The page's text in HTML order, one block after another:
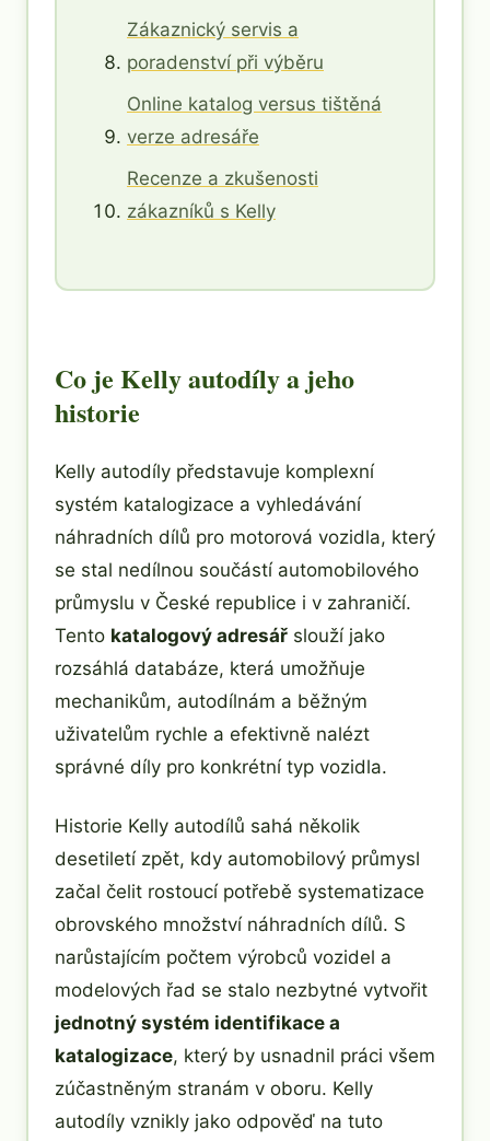
Zákaznický servis a
poradenství při výběru
Online katalog versus tištěná
verze adresáře
Recenze a zkušenosti
zákazníků s Kelly
Co je Kelly autodíly a jeho
historie
Kelly autodíly představuje komplexní
systém katalogizace a vyhledávání
náhradních dílů pro motorová vozidla, který
se stal nedílnou součástí automobilového
průmyslu v České republice i v zahraničí.
Tento katalogový adresář slouží jako
rozsáhlá databáze, která umožňuje
mechanikům, autodílnám a běžným
uživatelům rychle a efektivně nalézt
správné díly pro konkrétní typ vozidla.
Historie Kelly autodílů sahá několik
desetiletí zpět, kdy automobilový průmysl
začal čelit rostoucí potřebě systematizace
obrovského množství náhradních dílů. S
narůstajícím počtem výrobců vozidel a
modelových řad se stalo nezbytné vytvořit
jednotný systém identifikace a
katalogizace, který by usnadnil práci všem
zúčastněným stranám v oboru. Kelly
autodíly vznikly jako odpověď na tuto